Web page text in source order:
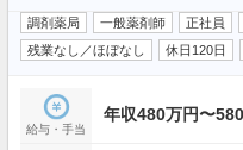
調剤薬局 一般薬剤師 正社員
残業なし／ほぼなし
休日120日
給与・手当
年収480万円〜